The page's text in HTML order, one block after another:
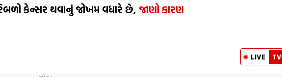
કેન્સર થવાનું જોખમ વધારે છે, જાણો કારણ
LIVE TV